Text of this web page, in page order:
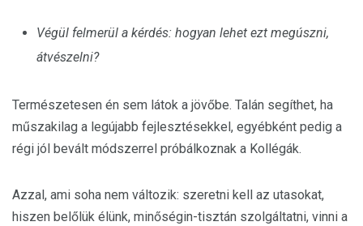
Végül felmerül a kérdés: hogyan lehet ezt megúszni,
átvészelni?
Természetesen én sem látok a jövőbe. Talán segíthet, ha
műszakilag a legújabb fejlesztésekkel, egyébként pedig a
régi jól bevált módszerrel próbálkoznak a Kollégák.
Azzal, ami soha nem változik: szeretni kell az utasokat,
hiszen belőlük élünk, minőségin-tisztán szolgáltatni, vinni a